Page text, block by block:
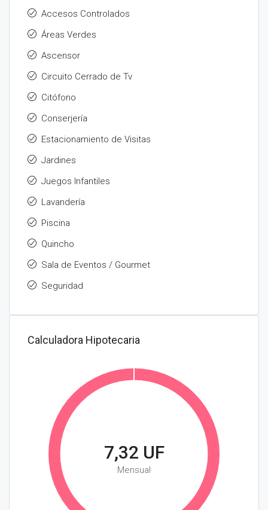
Accesos Controlados
Áreas Verdes
Ascensor
Circuito Cerrado de Tv
Citófono
Conserjería
Estacionamiento de Visitas
Jardines
Juegos Infantiles
Lavandería
Piscina
Quincho
Sala de Eventos / Gourmet
Seguridad
Calculadora Hipotecaria
7,32 UF
Mensual